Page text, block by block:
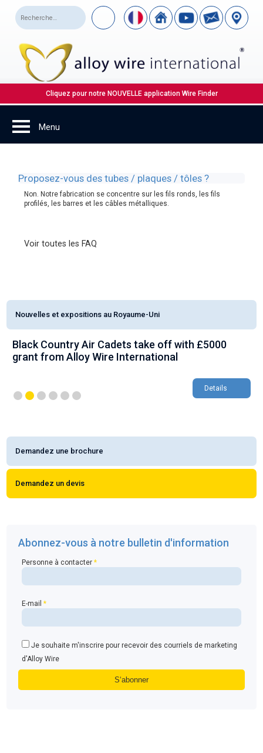
Cliquez pour notre NOUVELLE application Wire Finder
Proposez-vous des tubes / plaques / tôles ?
Non. Notre fabrication se concentre sur les fils ronds, les fils
profilés, les barres et les câbles métalliques.
Voir toutes les FAQ
Nouvelles et expositions au Royaume-Uni
Black Country Air Cadets take off with £5000
grant from Alloy Wire International
Details
Demandez une brochure
Demandez un devis
Abonnez-vous à notre bulletin d'information
Personne à contacter*
E-mail*
Je souhaite m'inscrire pour recevoir des courriels de marketing
d'Alloy Wire